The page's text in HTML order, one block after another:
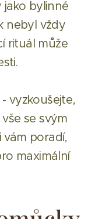
jako bylinné
nebyl vždy
rituál může
vyzkoušejte,
se svým
vám poradí,
maximální